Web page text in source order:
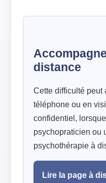
distance
Cette difficulté peut
téléphone ou en
confidentiel,
psychopraticien ou
psychothérapie à
Lire la page à